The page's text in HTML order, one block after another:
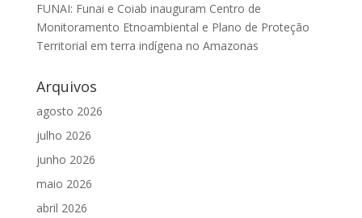
FUNAI: Funai e Coiab inauguram Centro de
Monitoramento Etnoambiental e Plano de Proteção
Territorial em terra indígena no Amazonas
Arquivos
agosto 2026
julho 2026
junho 2026
maio 2026
abril 2026